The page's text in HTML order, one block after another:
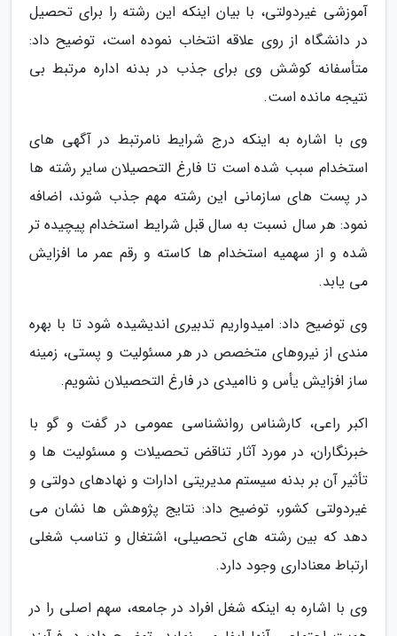
آموزشی غیردولتی، با بیان اینکه این رشته را برای تحصیل
در دانشگاه از روی علاقه انتخاب نموده است، توضیح داد:
متأسفانه کوشش وی برای جذب در بدنه اداره مرتبط بی
نتیجه مانده است.
وی با اشاره به اینکه درج شرایط نامرتبط در آگهی های
استخدام سبب شده است تا فارغ التحصیلان سایر رشته ها
در پست های سازمانی این رشته مهم جذب شوند، اضافه
نمود: هر سال نسبت به سال قبل شرایط استخدام پیچیده تر
شده و از سهمیه استخدام ها کاسته و رقم عمر ما افزایش
می یابد.
وی توضیح داد: امیدواریم تدبیری اندیشیده شود تا با بهره
مندی از نیروهای متخصص در هر مسئولیت و پستی، زمینه
ساز افزایش یأس و ناامیدی در فارغ التحصیلان نشویم.
اکبر راعی، کارشناس روانشناسی عمومی در گفت و گو با
خبرنگاران، در مورد آثار تناقض تحصیلات و مسئولیت ها و
تأثیر آن بر بدنه سیستم مدیریتی ادارات و نهادهای دولتی و
غیردولتی کشور، توضیح داد: نتایج پژوهش ها نشان می
دهد که بین رشته های تحصیلی، اشتغال و تناسب شغلی
ارتباط معناداری وجود دارد.
وی با اشاره به اینکه شغل افراد در جامعه، سهم اصلی را در